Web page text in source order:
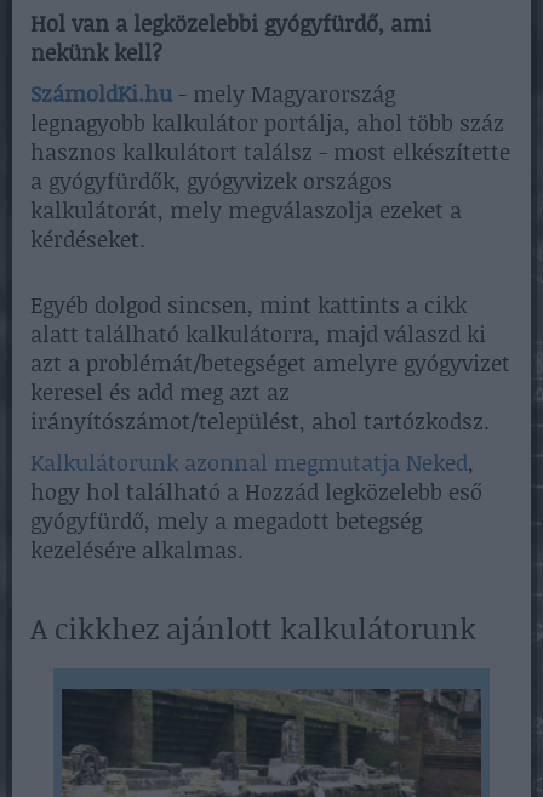
Hol van a legközelebbi gyógyfürdő, ami
nekünk kell?
SzámoldKi.hu- mely Magyarország
legnagyobb kalkulátor portálja, ahol több száz
hasznos kalkulátort találsz - most elkészítette
a gyógyfürdők, gyógyvizek országos
kalkulátorát, mely megválaszolja ezeket a
kérdéseket.
Egyéb dolgod sincsen, mint kattints a cikk
alatt található kalkulátorra, majd válaszd ki
azt a problémát/betegséget amelyre gyógyvizet
keresel és add meg azt az
irányítószámot/települést, ahol tartózkodsz.
Kalkulátorunk azonnal megmutatja Neked,
hogy hol található a Hozzád legközelebb eső
gyógyfürdő, mely a megadott betegség
kezelésére alkalmas.
A cikkhez ajánlott kalkulátorunk